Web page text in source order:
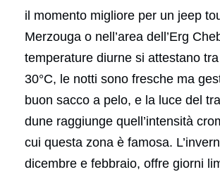
il momento migliore per un jeep
Merzouga o nell’area dell’Erg
temperature diurne si attestano
30°C, le notti sono fresche ma
buon sacco a pelo, e la luce del
dune raggiunge quell’intensità
cui questa zona è famosa.
dicembre e febbraio, offre giorni